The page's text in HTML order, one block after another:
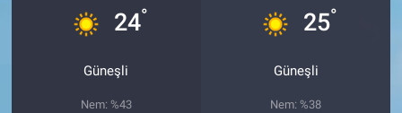
24°
Güneşli
Nem: %43
25°
Güneşli
Nem: %38